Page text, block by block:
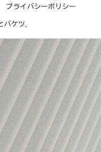
プライバシーポリシー
バケツ.